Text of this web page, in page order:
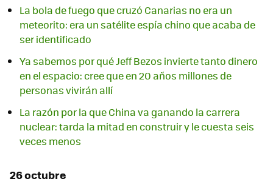
La bola de fuego que cruzó Canarias no era un
meteorito: era un satélite espía chino que acaba de
ser identificado
Ya sabemos por qué Jeff Bezos invierte tanto dinero
en el espacio: cree que en 20 años millones de
personas vivirán allí
La razón por la que China va ganando la carrera
nuclear: tarda la mitad en construir y le cuesta seis
veces menos
26 octubre